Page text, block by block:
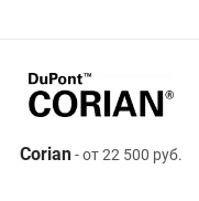
Corian- от 22 500 руб.